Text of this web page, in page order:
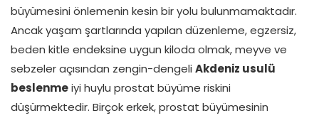
büyümesini önlemenin kesin bir yolu bulunmamaktadır.
Ancak yaşam şartlarında yapılan düzenleme, egzersiz,
beden kitle endeksine uygun kiloda olmak, meyve ve
sebzeler açısından zengin-dengeli Akdeniz usulü
beslenmeiyi huylu prostat büyüme riskini
düşürmektedir. Birçok erkek, prostat büyümesinin